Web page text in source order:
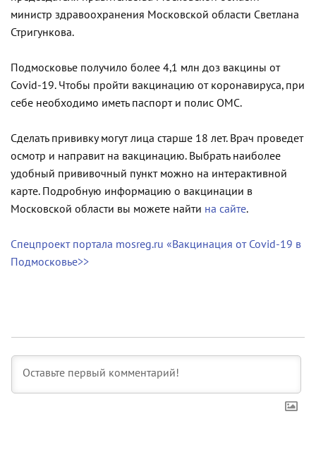
министр здравоохранения Московской области Светлана
Стригункова.
Подмосковье получило более 4,1 млн доз вакцины от
Covid-19. Чтобы пройти вакцинацию от коронавируса, при
себе необходимо иметь паспорт и полис ОМС.
Сделать прививку могут лица старше 18 лет. Врач проведет
осмотр и направит на вакцинацию. Выбрать наиболее
удобный прививочный пункт можно на интерактивной
карте. Подробную информацию о вакцинации в
Московской области вы можете найти на сайте.
Спецпроект портала mosreg.ru «Вакцинация от Covid-19 в
Подмосковье>>